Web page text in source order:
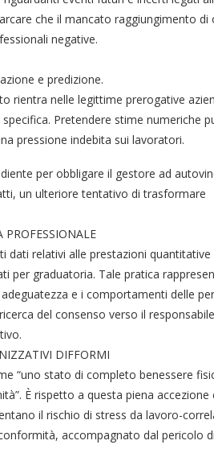
che il mancato raggiungimento di
negative.
e predizione.
rientra nelle legittime prerogative
Pretendere stime numeriche
pressione indebita sui lavoratori.
per obbligare il gestore ad
un ulteriore tentativo di trasformare
PROFESSIONALE
dati relativi alle prestazioni quantitative
per graduatoria. Tale pratica
e i comportamenti delle
del consenso verso il
DIFFORMI
“uno stato di completo benessere
È rispetto a questa piena accezione
il rischio di stress da lavoro-
accompagnato dal pericolo di